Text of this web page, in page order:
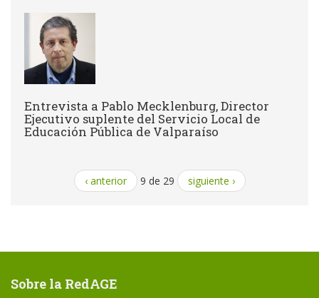
Entrevista a Pablo Mecklenburg, Director
Ejecutivo suplente del Servicio Local de
Educación Pública de Valparaíso
‹ anterior 9 de 29 siguiente ›
Sobre la RedAGE